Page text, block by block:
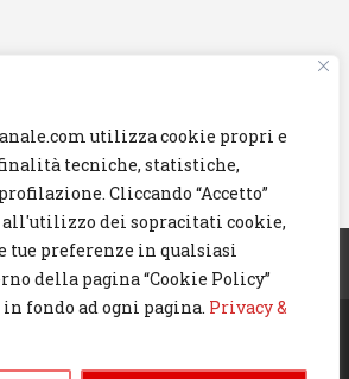
utilizza cookie propri e
tecniche, statistiche,
Cliccando “Accetto”
all'utilizzo dei sopracitati cookie,
tue preferenze in qualsiasi
della pagina “Cookie Policy”
fondo ad ogni pagina. Privacy &
All rights reserved.